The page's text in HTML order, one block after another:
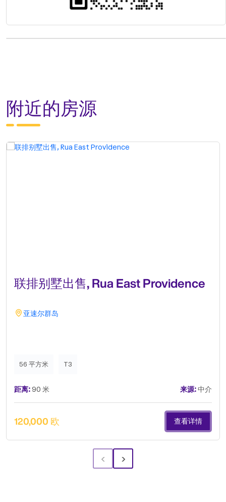
附近的房源
联排别墅出售, Rua East Providence
亚速尔群岛
56 平方米 T3
距离:90 米 来源:中介
120,000 欧 查看详情
‹ ›